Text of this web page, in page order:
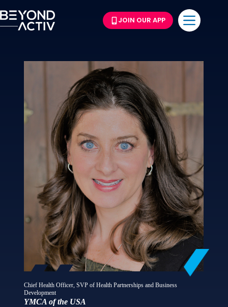
JOIN OUR APP
Chief Health Officer, SVP of Health Partnerships and Business
Development
YMCA of the USA